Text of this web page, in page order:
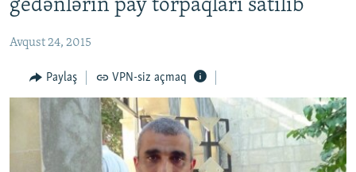
qayıt
#ƏSLINDƏ
FƏRQƏ BAX
QANUNI DOĞRU
ARAŞDIRMA
MULTIMEDIA
VIDEO
RADIO ARXIV
gedənlərin pay torpaqları satılıb
Avqust 24, 2015
Paylaş VPN-siz açmaq